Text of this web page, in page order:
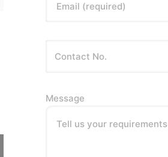
Email (required)
Message
Tell us your requirements